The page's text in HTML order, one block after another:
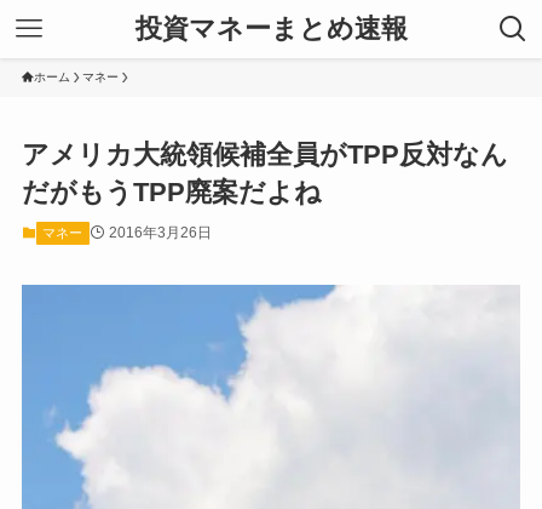
投資マネーまとめ速報
ホーム マネー
アメリカ大統領候補全員がTPP反対なん
だがもうTPP廃案だよね
マネー 2016年3月26日